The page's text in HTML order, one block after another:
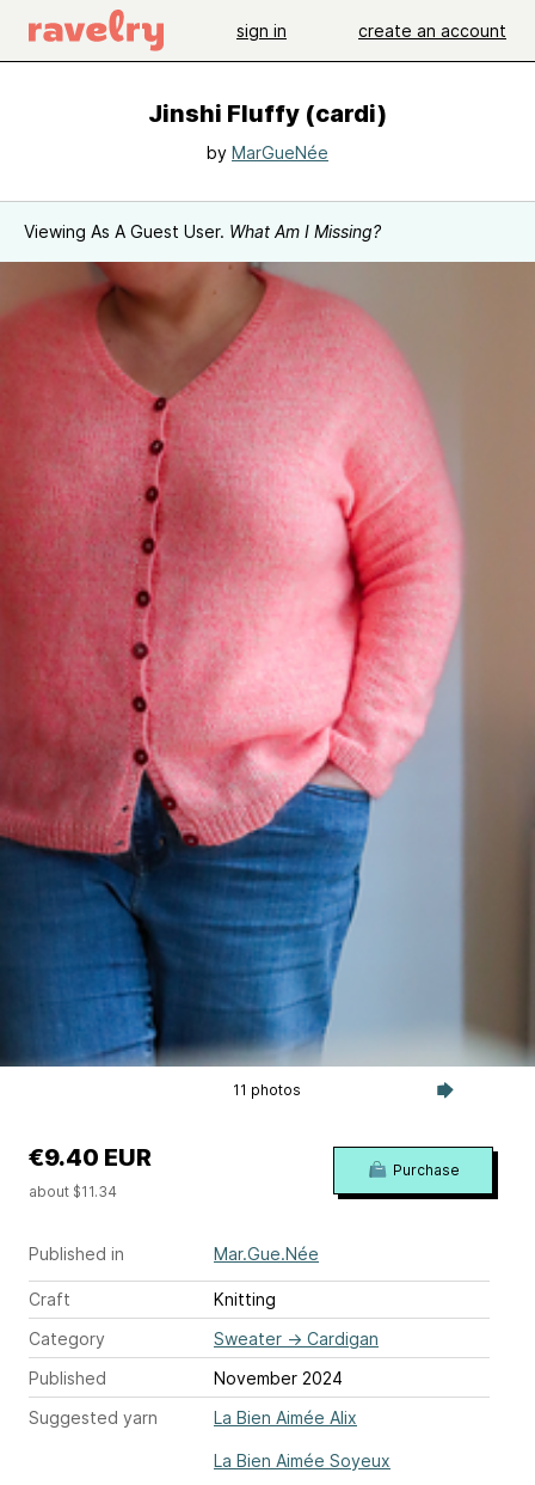
sign in create an account
Jinshi Fluffy (cardi)
by MarGueNée
Viewing As A Guest User. What Am I Missing?
11 photos
Published in Mar.Gue.Née
Craft
Knitting
Category
Sweater → Cardigan
Published
November 2024
Suggested yarn
La Bien Aimée Alix
La Bien Aimée Soyeux
€9.40 EUR
about $11.34
Purchase